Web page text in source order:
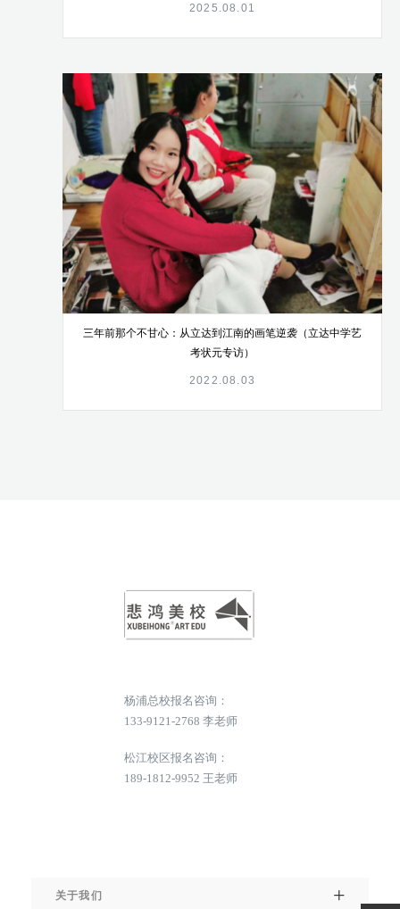
2025.08.01
三年前那个不甘心：从立达到江南的画笔逆袭（立达中学艺
考状元专访）
2022.08.03
杨浦总校报名咨询：
133-9121-2768 李老师
松江校区报名咨询：
189-1812-9952 王老师
关于我们